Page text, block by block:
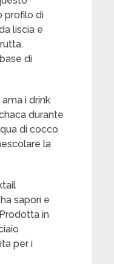
profilo di
liscia e
di
i drink
durante
di cocco
la
sapori e
in
per i